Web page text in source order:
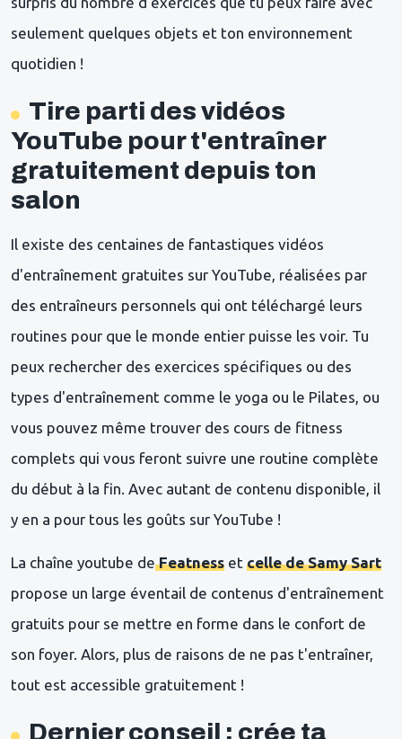
seulement quelques objets et ton environnement
quotidien !
Tire parti des vidéos
YouTube pour t'entraîner
gratuitement depuis ton
salon
Il existe des centaines de fantastiques vidéos
d'entraînement gratuites sur YouTube, réalisées par
des entraîneurs personnels qui ont téléchargé leurs
routines pour que le monde entier puisse les voir. Tu
peux rechercher des exercices spécifiques ou des
types d'entraînement comme le yoga ou le Pilates, ou
vous pouvez même trouver des cours de fitness
complets qui vous feront suivre une routine complète
du début à la fin. Avec autant de contenu disponible, il
y en a pour tous les goûts sur YouTube !
La chaîne youtube de Featness et celle de Samy Sart
propose un large éventail de contenus d'entraînement
gratuits pour se mettre en forme dans le confort de
son foyer. Alors, plus de raisons de ne pas t'entraîner,
tout est accessible gratuitement !
Dernier conseil : crée ta